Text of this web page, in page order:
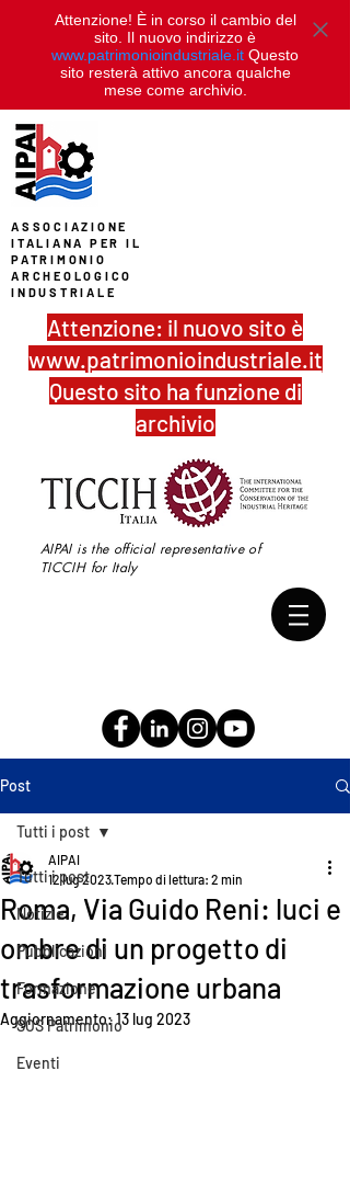
Attenzione! È in corso il cambio del
sito. Il nuovo indirizzo è
www.patrimonioindustriale.it Questo
sito resterà attivo ancora qualche
mese come archivio.
ASSOCIAZIONE
ITALIANA PER IL
PATRIMONIO
ARCHEOLOGICO
INDUSTRIALE
Attenzione: il nuovo sito è
www.patrimonioindustriale.it
Questo sito ha funzione di
archivio
AIPAI is the official representative of
TICCIH for Italy
Post
Tutti i post
Notizie
Pubblicazioni
Formazione
SOS Patrimonio
Eventi
Tutti i post
Roma, Via Guido Reni: luci e
ombre di un progetto di
trasformazione urbana
AIPAI
12 lug 2023Tempo di lettura: 2 min
Aggiornamento:13 lug 2023